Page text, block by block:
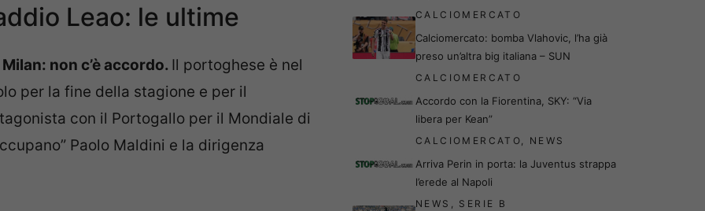
Leao: le ultime
non c’è accordo. Il portoghese è nel
per la fine della stagione e per il
con il Portogallo per il Mondiale di
Paolo Maldini e la dirigenza
CALCIOMERCATO
Calciomercato: bomba Vlahovic, l’ha già
preso un’altra big italiana – SUN
CALCIOMERCATO
Accordo con la Fiorentina, SKY: “Via
libera per Kean”
CALCIOMERCATO, NEWS
Arriva Perin in porta: la Juventus strappa
l’erede al Napoli
NEWS , SERIE B